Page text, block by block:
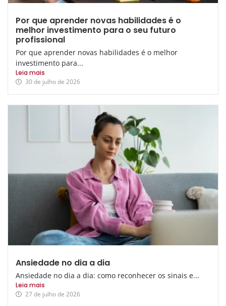
Por que aprender novas habilidades é o
melhor investimento para o seu futuro
profissional
Por que aprender novas habilidades é o melhor
investimento para...
Leia mais
30 de julho de 2026
Ansiedade no dia a dia
Ansiedade no dia a dia: como reconhecer os sinais e...
Leia mais
27 de julho de 2026